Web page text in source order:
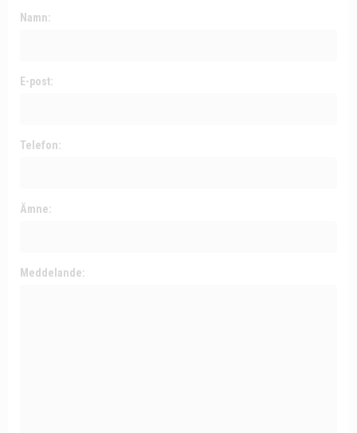
Namn:
E-post:
Telefon:
Ämne:
Meddelande: